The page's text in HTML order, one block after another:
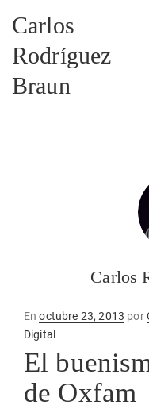
Carlos
Rodríguez
Braun
Carlos
EnPublicado
en
octubre 23, 2013 por
Digital
El
de Oxfam